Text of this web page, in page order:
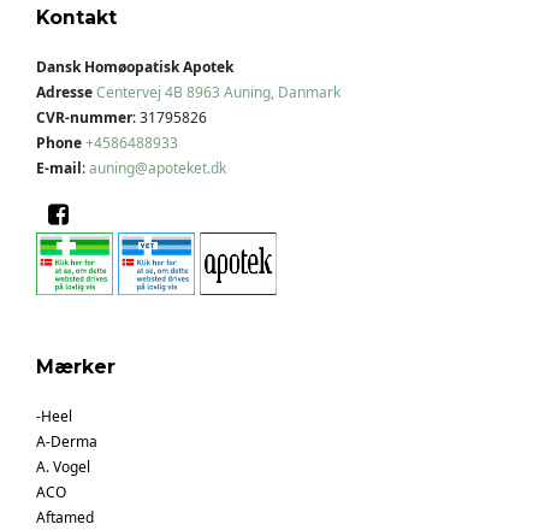
Kontakt
Dansk Homøopatisk Apotek
AdresseCentervej 4B 8963 Auning, Danmark
CVR-nummer:31795826
Phone+4586488933
E-mail:auning@apoteket.dk
Mærker
-Heel
A-Derma
A. Vogel
ACO
Aftamed